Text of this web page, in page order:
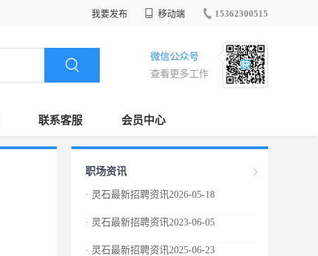
我要发布 移动端 15362300515
微信公众号
查看更多工作
联系客服 会员中心
职场资讯
· 灵石最新招聘资讯2026-05-18
· 灵石最新招聘资讯2023-06-05
· 灵石最新招聘资讯2025-06-23